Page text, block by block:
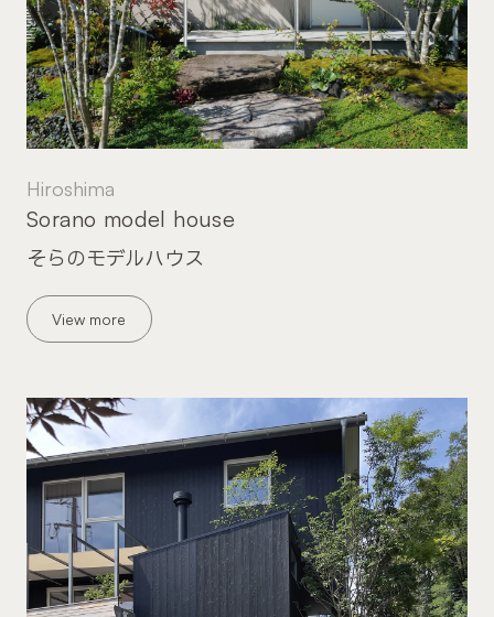
Hiroshima
そらのモデルハウス
Sorano model house
View more